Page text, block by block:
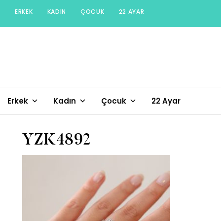
content
ERKEK KADIN ÇOCUK 22 AYAR
Erkek Kadın Çocuk 22 Ayar
YZK4892